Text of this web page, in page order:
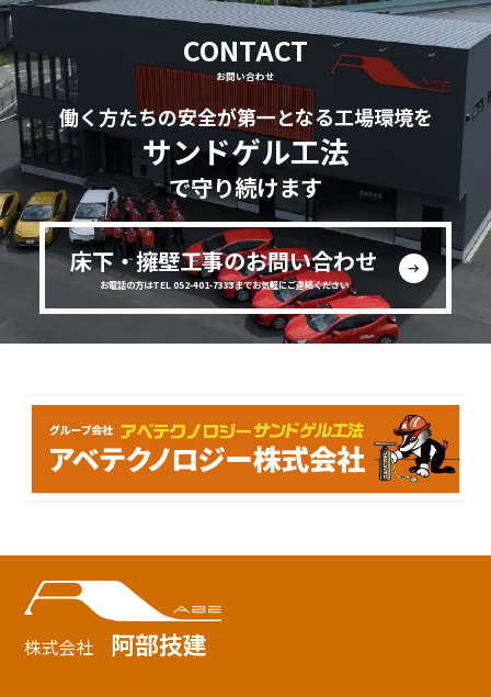
CONTACT
お問い合わせ
働く方たちの安全が第一となる工場環境を
サンドゲル工法
で守り続けます
床下・擁壁工事のお問い合わせ
お電話の方はTEL 052-401-7333までお気軽にご連絡ください
株式会社 阿部技建